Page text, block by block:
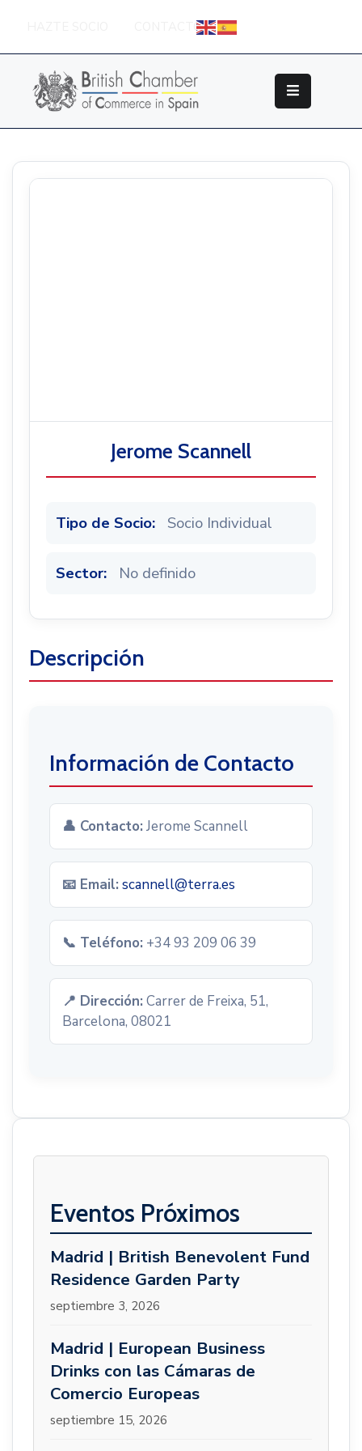
CONTACTO
Sobre
British
Chamber
Socios
Jerome Scannell
Tipo de Socio: Socio Individual
Sector: No definido
Descripción
Información de Contacto
👤 Contacto: Jerome Scannell
📧 Email: scannell@terra.es
📞 Teléfono: +34 93 209 06 39
📍 Dirección: Carrer de Freixa, 51,
Barcelona, 08021
Eventos Próximos
Madrid | British Benevolent Fund
Residence Garden Party
septiembre 3, 2026
Madrid | European Business
Drinks con las Cámaras de
Comercio Europeas
septiembre 15, 2026